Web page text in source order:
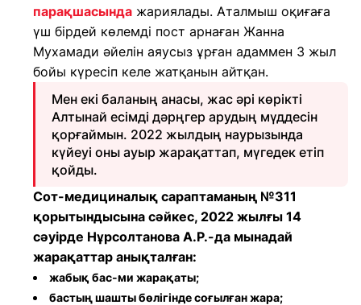
парақшасында жариялады. Аталмыш оқиғаға
үш бірдей көлемді пост арнаған Жанна
Мухамади әйелін аяусыз ұрған адаммен 3 жыл
бойы күресіп келе жатқанын айтқан.
Мен екі баланың анасы, жас әрі көрікті
Алтынай есімді дәрңгер арудың мүддесін
қорғаймын. 2022 жылдың наурызында
күйеуі оны ауыр жарақаттап, мүгедек етіп
қойды.
Сот-медициналық сараптаманың №311
қорытындысына сәйкес, 2022 жылғы 14
сәуірде Нұрсолтанова А.Р.-да мынадай
жарақаттар анықталған:
жабық бас-ми жарақаты;
бастың шашты бөлігінде соғылған жара;